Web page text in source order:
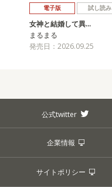
電子版 試し読み
女神と結婚して異…
まるまる
発売日：2026.09.25
公式twitter
企業情報
サイトポリシー